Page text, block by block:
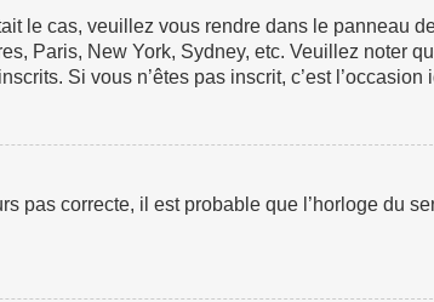
le cas, veuillez vous rendre dans le panneau
Paris, New York, Sydney, etc. Veuillez noter
Si vous n’êtes pas inscrit, c’est l’occasion
pas correcte, il est probable que l’horloge du